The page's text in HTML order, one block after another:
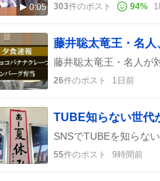
0:05 303件のポスト 94%
26件のポスト 1日前
TUBE知らない世代
55件のポスト 9時間前